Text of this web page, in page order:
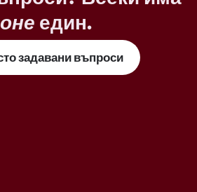
един.
задавани въпроси